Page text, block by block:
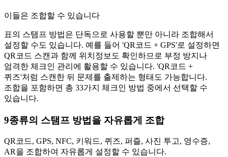
이들은 조합할 수 있습니다
표의 스탬프 방법은 단독으로 사용할 뿐만 아니라 조합해서
설정할 수도 있습니다. 예를 들어 'QR코드 + GPS'로 설정하면
QR코드 스캔과 함께 위치정보도 확인하므로 부정 방지나
엄격한 체크인 관리에 활용할 수 있습니다. 'QR코드 +
퀴즈'처럼 스캔한 뒤 문제를 출제하는 형태도 가능합니다.
조합을 포함하면 총 33가지 체크인 방법 중에서 선택할 수
있습니다.
9종류의 스탬프 방법을 자유롭게 조합
QR코드, GPS, NFC, 키워드, 퀴즈, 퍼즐, 사진 투고, 영수증,
AR을 조합하여 자유롭게 설정할 수 있습니다.